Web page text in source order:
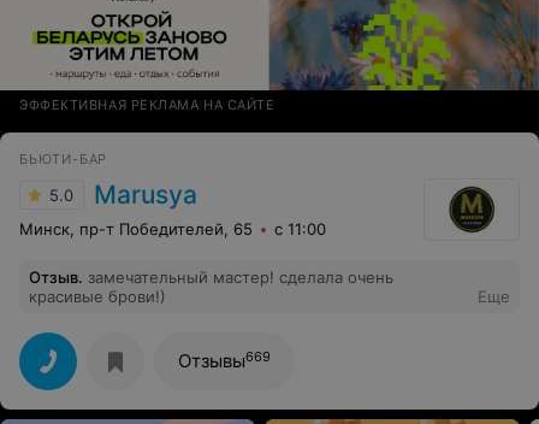
ЭФФЕКТИВНАЯ РЕКЛАМА НА САЙТЕ
БЬЮТИ-БАР
5.0 Marusya
Минск, пр-т Победителей, 65 с 11:00
Отзыв. замечательный мастер! сделала очень
красивые брови!)
Еще
Отзывы669